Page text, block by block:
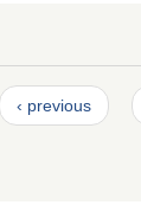
‹ previous